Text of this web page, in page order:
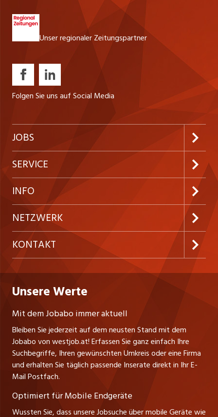
Unser regionaler Zeitungspartner
Folgen Sie uns auf Social Media
JOBS
Jobabo abonnieren
Neue Stellen
Festanstellungen
Temporäre Jobs
Praktika
Lehrstellen
Führungspositionen
Management / Kader-Jobs
SERVICE
Kundenlogin
Inserieren
Firmen
Personalvermittler
INFO
Preise und Leistungen
AGB
Datenschutzerklärung
Impressum
NETZWERK
ostjob.ch
jobzüri.ch
jobmittelland.ch
jobbern.ch
jobbasel.ch
zentraljob.ch
myjob.ch
KONTAKT
Gutenbergstrasse 1
A-6858 Schwarzach
Stefan Spötl
Tel. +43 664 39 47 47 7
Leiter westjob.at
Andrea Graf
Tel. +43 664 20 30 02 1
Verkauf und Beratung
Unsere Werte
Mit dem Jobabo immer aktuell
Bleiben Sie jederzeit auf dem neusten Stand mit dem
Jobabo von westjob.at! Erfassen Sie ganz einfach Ihre
Suchbegriffe, Ihren gewünschten Umkreis oder eine Firma
und erhalten Sie täglich passende Inserate direkt in Ihr E-
Mail Postfach.
Optimiert für Mobile Endgeräte
Wussten Sie, dass unsere Jobsuche über mobile Geräte wie